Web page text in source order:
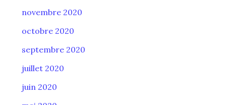
novembre 2020
octobre 2020
septembre 2020
juillet 2020
juin 2020